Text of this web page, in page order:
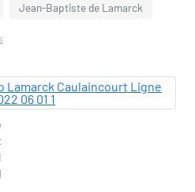
Jean-Baptiste de Lamarck